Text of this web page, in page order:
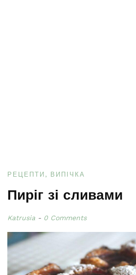
РЕЦЕПТИ ВИПІЧКА
Пиріг зі сливами
Katrusia 0 Comments